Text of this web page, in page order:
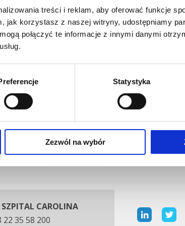
treści i reklam, aby oferować funkcje
jak korzystasz z naszej witryny, udostępniamy
połączyć te informacje z innymi danymi
Statystyka
Zezwól na wybór
bólu
sympozjum nasz gość przedstawi swoje
sympozjum zasiedli wybitni eksperci, m.in.:
– Wydział Inżynierii Materiałowej
– Zakład Hematologii Doświadczalnej.
jest pierwszym ośrodkiem medycznym w
CAROLINA
22 35 58 200